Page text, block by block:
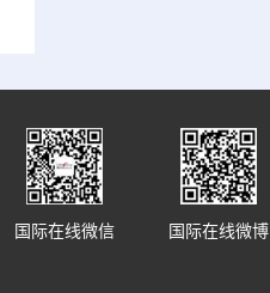
国际在线微博
国际在线微信